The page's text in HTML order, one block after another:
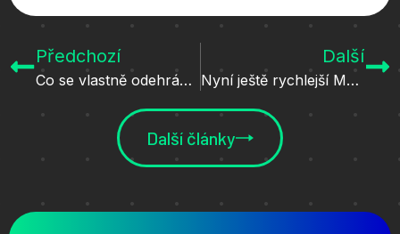
Předchozí
Co se vlastně odehrává v cloudu?
Další
Nyní ještě rychlejší Money S3 v cloudu
Další články